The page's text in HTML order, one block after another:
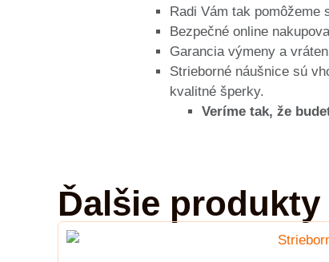
Radi Vám tak pomôžeme
Bezpečné online
Garancia výmeny a
Strieborné náušnice sú
kvalitné šperky.
Veríme tak, že
Ďalšie produkty